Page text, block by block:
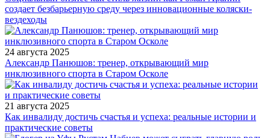
создает безбарьерную среду через инновационные коляски-
вездеходы
24 августа 2025
Александр Панюшов: тренер, открывающий мир
инклюзивного спорта в Старом Осколе
21 августа 2025
Как инвалиду достичь счастья и успеха: реальные истории и
практические советы